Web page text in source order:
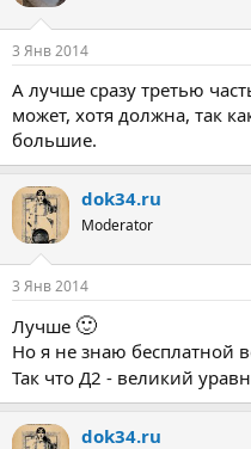
3 Янв 2014
А лучше сразу третью
может, хотя должна, так
большие.
dok34.ru
Moderator
3 Янв 2014
Лучше 🙂
Но я не знаю бесплатной
Так что Д2 - великий
dok34.ru